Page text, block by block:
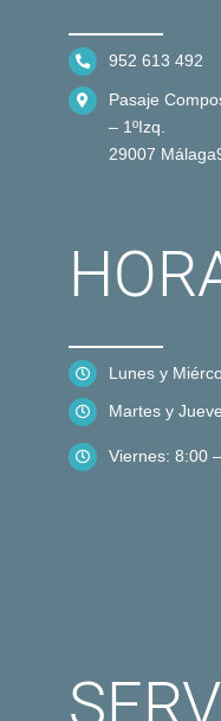
952 613 492
Pasaje
– 1ºIzq.
29007
Lunes y
Martes y
Viernes: 8:00